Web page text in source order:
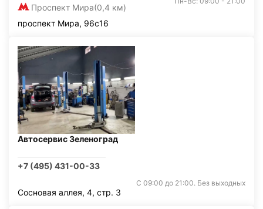
Проспект Мира(0,4 км)
проспект Мира, 96с16
Автосервис Зеленоград
+7 (495) 431-00-33
С 09:00 до 21:00. Без выходных
Сосновая аллея, 4, стр. 3